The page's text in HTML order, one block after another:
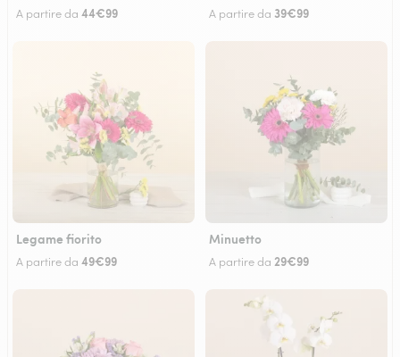
A partire da 44€99 A partire da 39€99
Legame fiorito
A partire da 49€99
Minuetto
A partire da 29€99